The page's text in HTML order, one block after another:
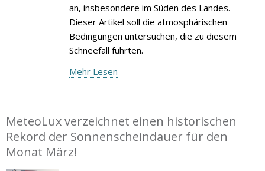
an, insbesondere im Süden des Landes.
Dieser Artikel soll die atmosphärischen
Bedingungen untersuchen, die zu diesem
Schneefall führten.
Mehr Lesen
MeteoLux verzeichnet einen historischen
Rekord der Sonnenscheindauer für den
Monat März!